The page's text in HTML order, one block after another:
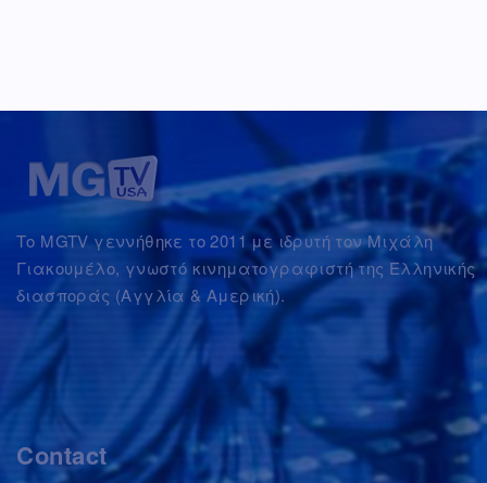
Το MGTV γεννήθηκε το 2011 με ιδρυτή τον Μιχάλη
Γιακουμέλο, γνωστό κινηματογραφιστή της Ελληνικής
διασποράς (Αγγλία & Αμερική).
Contact